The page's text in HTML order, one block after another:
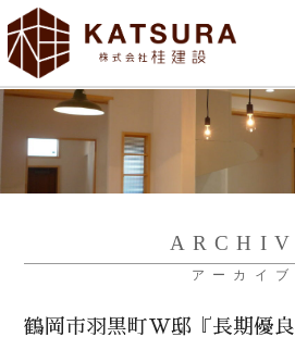
アーカイブ
鶴岡市羽黒町W邸『長期優